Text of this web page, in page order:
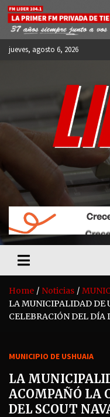
Skip
content
jueves, agosto 6, 2026
FM LIDER
Home Noticias
LA MUNICIPALIDAD DE
CELEBRACIÓN DEL DÍA
MUNICIPIO DE USHUAIA
LA
ACOMPAÑÓ LA
DEL SCOUT